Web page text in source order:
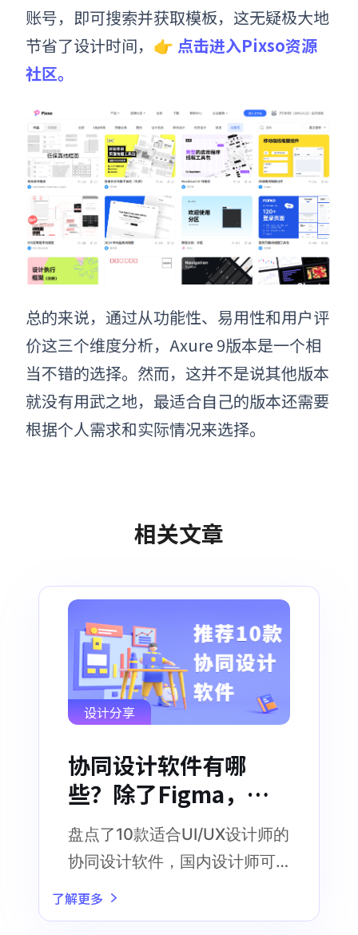
账号，即可搜索并获取模板，这无疑极大地
节省了设计时间， 👉 点击进入Pixso资源
社区。
总的来说，通过从功能性、易用性和用户评
价这三个维度分析，Axure 9版本是一个相
当不错的选择。然而，这并不是说其他版本
就没有用武之地，最适合自己的版本还需要
根据个人需求和实际情况来选择。
相关文章
设计分享
协同设计软件有哪
些？除了Figma，还
有这10款
盘点了10款适合UI/UX设计师的
协同设计软件，国内设计师可
盲选第一款
了解更多